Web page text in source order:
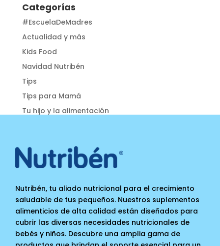
Categorías
#EscuelaDeMadres
Actualidad y más
Kids Food
Navidad Nutribén
Tips
Tips para Mamá
Tu hijo y la alimentación
Nutribén, tu aliado nutricional para el crecimiento
saludable de tus pequeños. Nuestros suplementos
alimenticios de alta calidad están diseñados para
cubrir las diversas necesidades nutricionales de
bebés y niños. Descubre una amplia gama de